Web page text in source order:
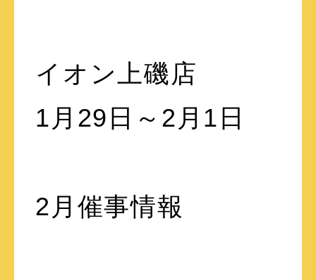
イオン上磯店
1月29日～2月1日
2月催事情報